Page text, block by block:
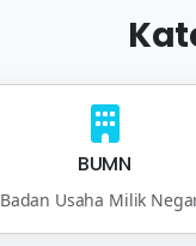
BUMN
Badan Usaha Milik